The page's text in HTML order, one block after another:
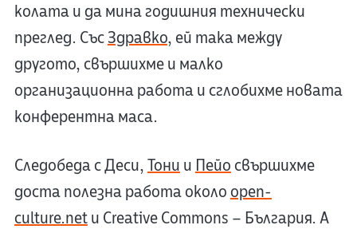
колата и да мина годишния технически
преглед. СъсЗдравко, ей така между
другото, свършихме и малко
организационна работа и сглобихме новата
конферентна маса.
Следобеда с Деси,Тони и Пейо свършихме
доста полезна работа около open-
culture.netи Creative Commons – България. А